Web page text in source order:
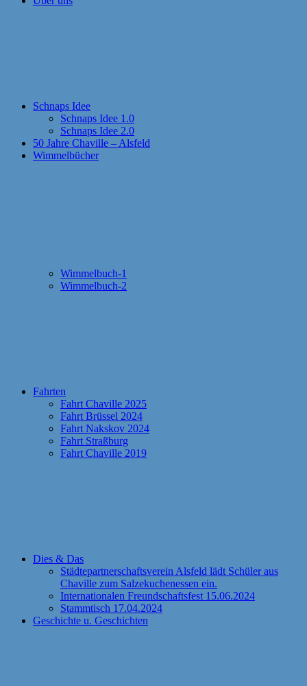
Schnaps Idee
Schnaps Idee 1.0
Schnaps Idee 2.0
50 Jahre Chaville – Alsfeld
Wimmelbücher
Wimmelbuch-1
Wimmelbuch-2
Fahrten
Fahrt Chaville 2025
Fahrt Brüssel 2024
Fahrt Nakskov 2024
Fahrt Straßburg
Fahrt Chaville 2019
Dies & Das
Städtepartnerschaftsverein Alsfeld lädt Schüler aus
Chaville zum Salzekuchenessen ein.
Internationalen Freundschaftsfest 15.06.2024
Stammtisch 17.04.2024
Geschichte u. Geschichten